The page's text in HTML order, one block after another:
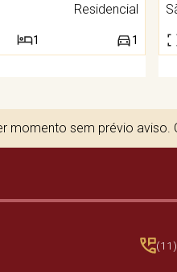
Residencial
1 1
sem prévio aviso.
(11)